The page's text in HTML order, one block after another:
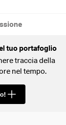
tuo portafoglio
traccia della
nel tempo.